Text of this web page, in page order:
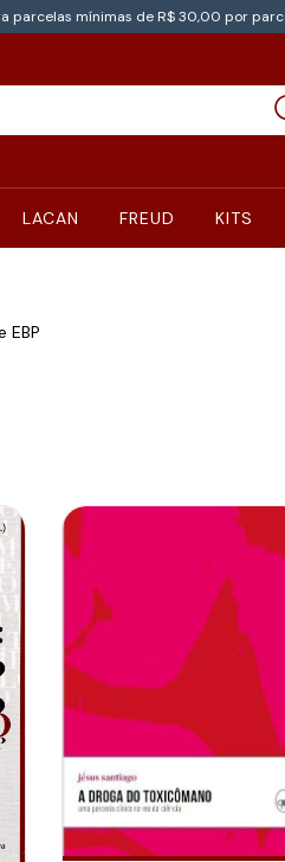
parcelas mínimas de R$ 30,00 por
LACAN FREUD KITS
EBP